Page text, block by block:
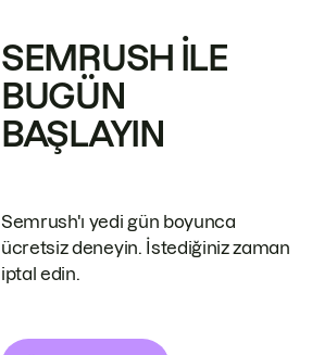
SEMRUSH ILE
BUGÜN
BAŞLAYIN
Semrush'ı yedi gün boyunca
ücretsiz deneyin. İstediğiniz zaman
iptal edin.